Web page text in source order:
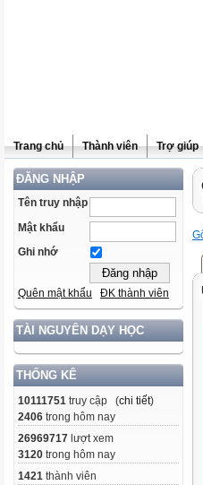
Trang chủ Thành viên Trợ giúp
ĐĂNG NHẬP
Tên truy nhập
Mật khẩu
Ghi nhớ
Quên mật khẩu ĐK thành viên
TÀI NGUYÊN DẠY HỌC
THỐNG KÊ
10111751 truy cập (chi tiết)
2406 trong hôm nay
26969717 lượt xem
3120 trong hôm nay
1421 thành viên